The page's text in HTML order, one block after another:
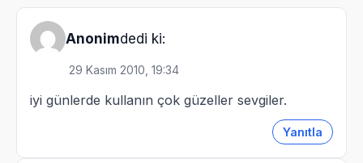
Anonimdedi ki:
29 Kasım 2010, 19:34
iyi günlerde kullanın çok güzeller sevgiler.
Yanıtla